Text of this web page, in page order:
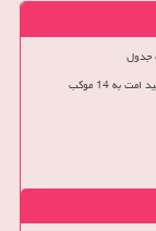
14 موکب